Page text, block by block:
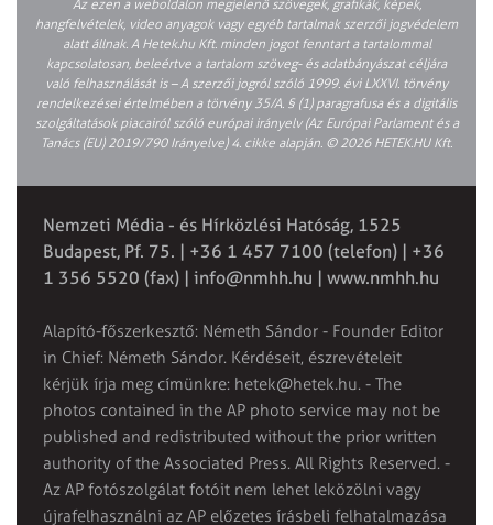
Az ezen a weboldalon megjelenő szövegek, grafikák, képek,
hangfelvételek, video anyagok vagy egyéb tartalmak szerzői jogvédelem
alatt állnak. A Hetek.hu Kft. minden jogot fenntart a tartalommal
kapcsolatosan, beleértve a tartalom szöveg- és adatbányászat céljára
való felhasználását is – A szerzői jogról szóló 1999. évi LXXVI. törvény
rendelkezései értelmében a törvény 35/A. § (1) paragrafusa és a digitális
szolgáltatások piacairól szóló európai irányelv (Az Európai Parlament és a
Tanács (EU) 2019/790 Irányelve) 4. cikke alapján. © 2026 HETEK.HU Kft.
Nemzeti Média - és Hírközlési Hatóság, 1525
Budapest, Pf. 75. | +36 1 457 7100 (telefon) | +36
1 356 5520 (fax) | info@nmhh.hu | www.nmhh.hu
Alapító-főszerkesztő: Németh Sándor - Founder Editor
in Chief: Németh Sándor. Kérdéseit, észrevételeit
kérjük írja meg címünkre: hetek@hetek.hu. - The
photos contained in the AP photo service may not be
published and redistributed without the prior written
authority of the Associated Press. All Rights Reserved. -
Az AP fotószolgálat fotóit nem lehet leközölni vagy
újrafelhasználni az AP előzetes írásbeli felhatalmazása